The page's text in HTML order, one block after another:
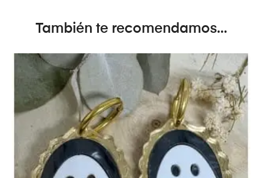
También te recomendamos…